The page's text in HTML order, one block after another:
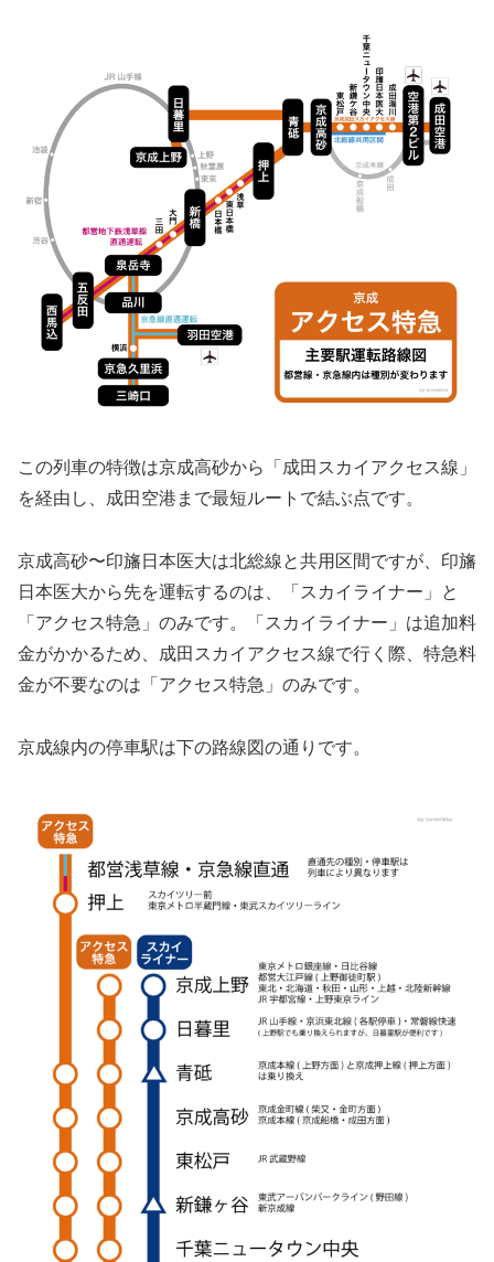
この列車の特徴は京成高砂から「成田スカイアクセス線」
を経由し、成田空港まで最短ルートで結ぶ点です。
京成高砂〜印旛日本医大は北総線と共用区間ですが、印旛
日本医大から先を運転するのは、「スカイライナー」と
「アクセス特急」のみです。「スカイライナー」は追加料
金がかかるため、成田スカイアクセス線で行く際、特急料
金が不要なのは「アクセス特急」のみです。
京成線内の停車駅は下の路線図の通りです。